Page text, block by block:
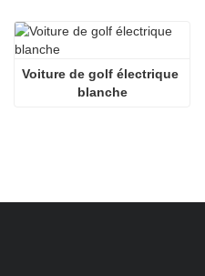
Voiture de golf électrique
blanche